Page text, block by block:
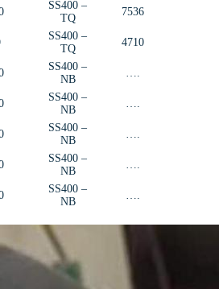
SS400 –
TQ
7536
SS400 –
TQ
4710
SS400 –
NB
….
SS400 –
NB
….
SS400 –
NB
….
SS400 –
NB
….
SS400 –
NB
….